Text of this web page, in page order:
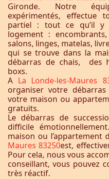
Gironde. Notre
expérimentés, effectue
partiel : tout ce qu’il y
logement :
salons, linges, matelas,
qui se trouve dans la
débarras de chais, des
boxs.
A La Londe-les-Maures
organiser votre
votre maison ou
gratuits.
Le débarras de
difficile
maison ou l’appartement
Maures 83250est,
Pour cela, nous vous
conseillant, vous pouvez
très réactif.